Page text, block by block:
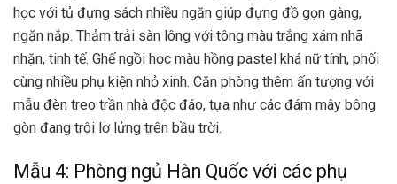
học với tủ đựng sách nhiều ngăn giúp đựng đồ gọn gàng,
ngăn nắp. Thảm trải sàn lông với tông màu trắng xám nhã
nhặn, tinh tế. Ghế ngồi học màu hồng pastel khá nữ tính, phối
cùng nhiều phụ kiện nhỏ xinh. Căn phòng thêm ấn tượng với
mẫu đèn treo trần nhà độc đáo, tựa như các đám mây bông
gòn đang trôi lơ lửng trên bầu trời.
Mẫu 4: Phòng ngủ Hàn Quốc với các phụ